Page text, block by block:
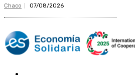
Chaco 07/08/2026